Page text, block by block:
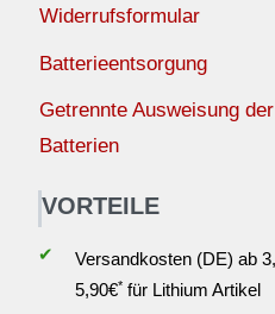
Widerrufsformular
Batterieentsorgung
Getrennte Ausweisung
Batterien
VORTEILE
✔ Versandkosten (DE) ab
5,90€*für Lithium Artikel